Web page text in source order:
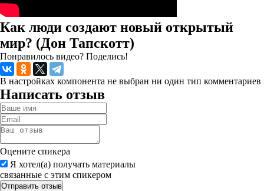
Как люди создают новый открытый
мир? (Дон Тапскотт)
Понравилось видео? Поделись!
В настройках компонента не выбран ни один тип комментариев
Написать отзыв
Оцените спикера
Я хотел(а) получать материалы
связанные с этим спикером